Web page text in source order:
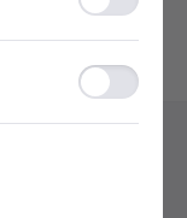
storage
Ad
storage